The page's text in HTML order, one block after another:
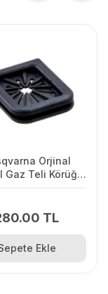
Orjinal
Gaz Teli Körüğü
TL
Ekle